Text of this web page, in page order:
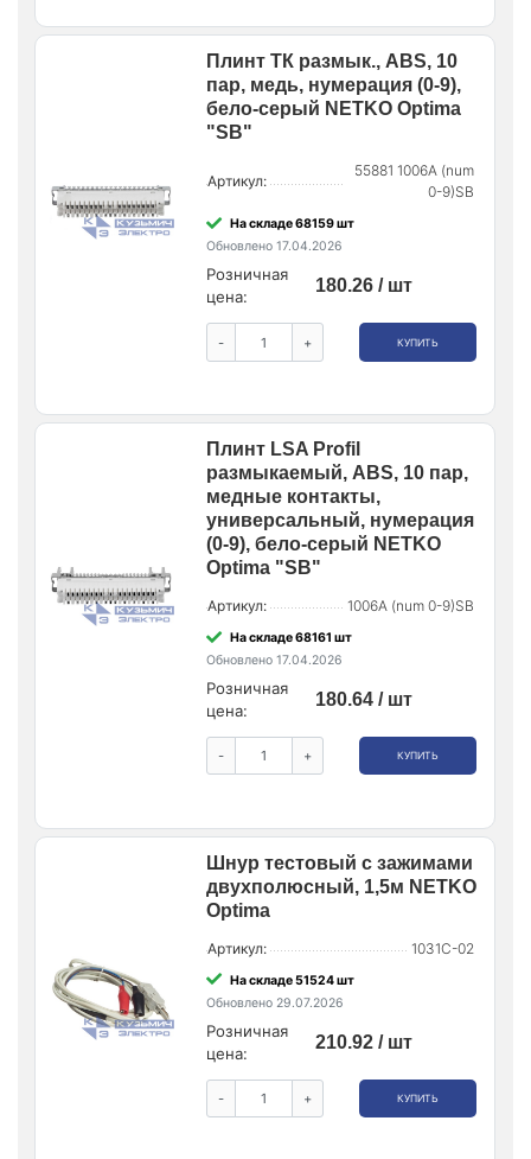
Плинт ТК размык., ABS, 10
пар, медь, нумерация (0-9),
бело-серый NETKO Optima
"SB"
Артикул:
55881 1006A (num
0-9)SB
На складе 68159 шт
Обновлено 17.04.2026
Розничная
цена:
180.26 / шт
- + КУПИТЬ
Плинт LSA Profil
размыкаемый, ABS, 10 пар,
медные контакты,
универсальный, нумерация
(0-9), бело-серый NETKO
Optima "SB"
Артикул: 1006A (num 0-9)SB
На складе 68161 шт
Обновлено 17.04.2026
Розничная
цена:
180.64 / шт
- + КУПИТЬ
Шнур тестовый с зажимами
двухполюсный, 1,5м NETKO
Optima
Артикул: 1031C-02
На складе 51524 шт
Обновлено 29.07.2026
Розничная
цена:
210.92 / шт
- + КУПИТЬ